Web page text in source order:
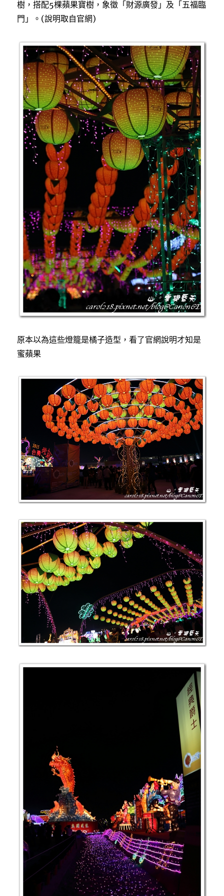
樹，搭配5棵蘋果寶樹，象徵「財源廣發」及「五福臨
門」。(說明取自官網)
原本以為這些燈籠是橘子造型，看了官網說明才知是
蜜蘋果